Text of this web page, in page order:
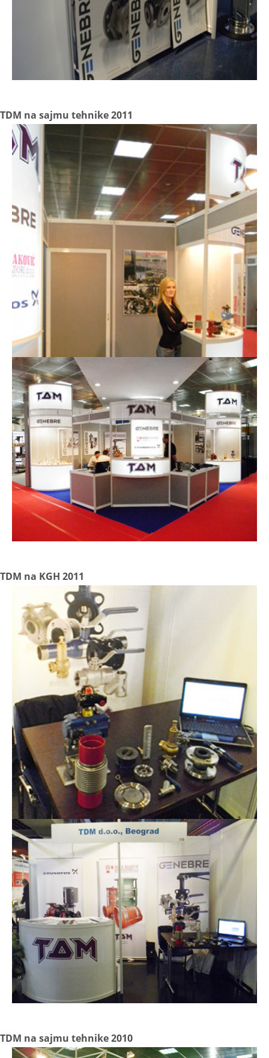
TDM na sajmu tehnike 2011
TDM na KGH 2011
TDM na sajmu tehnike 2010